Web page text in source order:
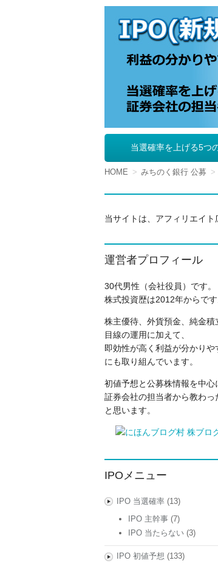
IPO（新規
ン
テ
ツ
移
当選確率を上げる5つ
HOME みちのく銀行 公募
当サイトは、アフィリエイト
運営者プロフィール
30代男性（会社役員）です。
株式投資歴は2012年からです
株主優待、外貨預金、純金
目線の運用に加えて、
即効性が高く利益が分かり
にも取り組んでいます。
初値予想と公募株情報を中心
証券会社の担当者から教わ
と思います。
IPOメニュー
IPO 当選確率(13)
IPO 主幹事 (7)
IPO 当たらない (3)
IPO 初値予想 (133)